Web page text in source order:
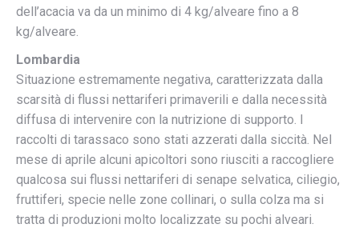
dell’acacia va da un minimo di 4 kg/alveare fino a 8
kg/alveare.
Lombardia
Situazione estremamente negativa, caratterizzata dalla
scarsità di flussi nettariferi primaverili e dalla necessità
diffusa di intervenire con la nutrizione di supporto. I
raccolti di tarassaco sono stati azzerati dalla siccità. Nel
mese di aprile alcuni apicoltori sono riusciti a raccogliere
qualcosa sui flussi nettariferi di senape selvatica, ciliegio,
fruttiferi, specie nelle zone collinari, o sulla colza ma si
tratta di produzioni molto localizzate su pochi alveari.